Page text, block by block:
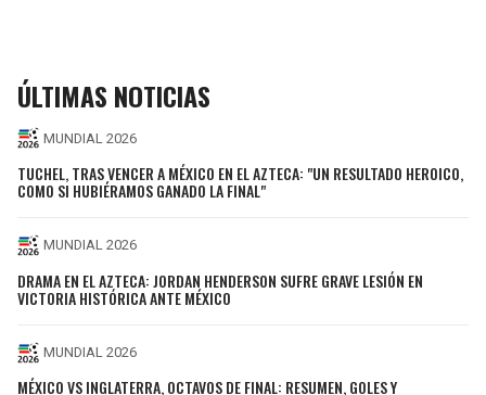
ÚLTIMAS NOTICIAS
MUNDIAL 2026
TUCHEL, TRAS VENCER A MÉXICO EN EL AZTECA: "UN RESULTADO HEROICO,
COMO SI HUBIÉRAMOS GANADO LA FINAL"
MUNDIAL 2026
DRAMA EN EL AZTECA: JORDAN HENDERSON SUFRE GRAVE LESIÓN EN
VICTORIA HISTÓRICA ANTE MÉXICO
MUNDIAL 2026
MÉXICO VS INGLATERRA, OCTAVOS DE FINAL: RESUMEN, GOLES Y